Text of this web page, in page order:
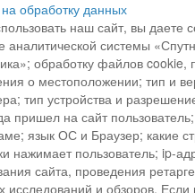
обработку данных
наш сайт, вы даете
аналитической системы
обработку файлов cookie,
о местоположении; тип и
тип устройства и
пришел на сайт
язык ОС и Браузер; какие
нажимает пользователь; ip-
сайта, проведения
исследований и обзоров.